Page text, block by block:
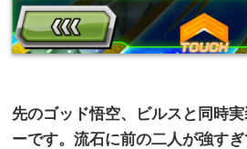
先のゴッド悟空、ビルスと同時
ーです。流石に前の二人が強す